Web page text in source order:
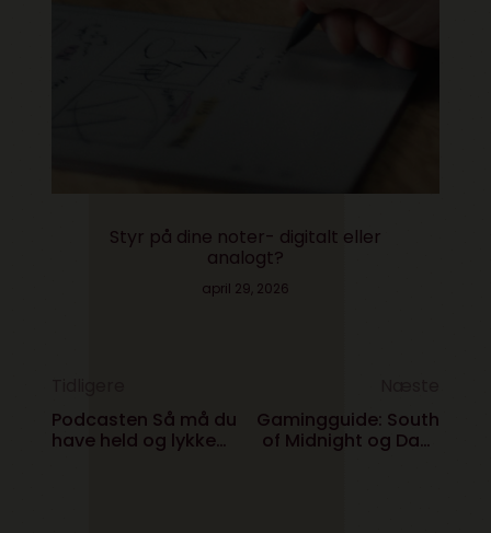
Styr på dine noter- digitalt eller
analogt?
april 29, 2026
Podcasten Så må du
have held og lykke
Gamingguide: South
of Midnight og Days